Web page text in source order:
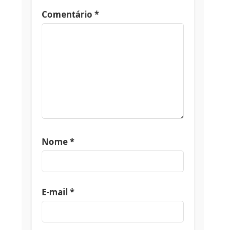
Comentário *
Nome*
E-mail *